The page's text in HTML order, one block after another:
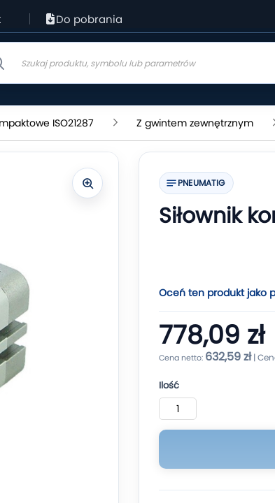
Do pobrania
ISO21287 Z gwintem zewnętrznym
PNEUMATIG
Siłownik
Oceń ten produkt jako
778,09 zł
632,59 zł
Ilość